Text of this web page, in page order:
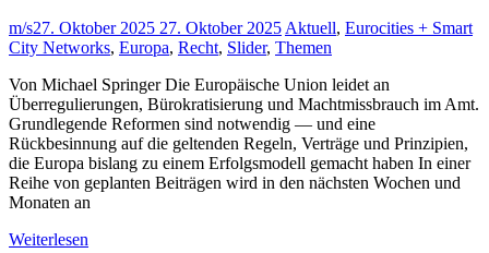
m/s27. Oktober 2025 27. Oktober 2025 Aktuell, Eurocities + Smart
City Networks, Europa, Recht, Slider, Themen
Von Michael Springer Die Europäische Union leidet an
Überregulierungen, Bürokratisierung und Machtmissbrauch im Amt.
Grundlegende Reformen sind notwendig — und eine
Rückbesinnung auf die geltenden Regeln, Verträge und Prinzipien,
die Europa bislang zu einem Erfolgsmodell gemacht haben In einer
Reihe von geplanten Beiträgen wird in den nächsten Wochen und
Monaten an
Weiterlesen